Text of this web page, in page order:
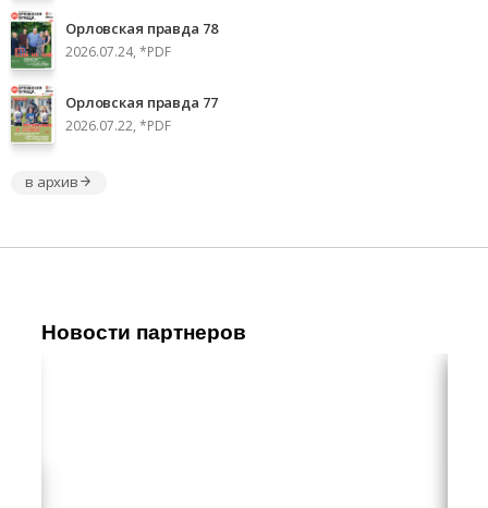
Орловская правда 78
2026.07.24, *PDF
Орловская правда 77
2026.07.22, *PDF
в архив
Новости партнеров